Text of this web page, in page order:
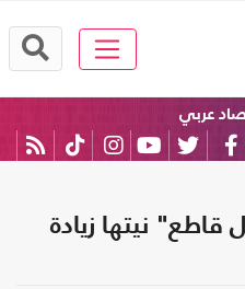
عربي
نيتها زيادة